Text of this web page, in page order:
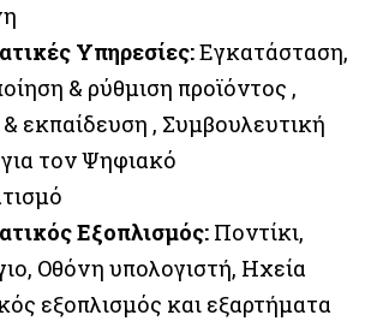
Υπηρεσίες:Εγκατάσταση,
& ρύθμιση προϊόντος ,
εκπαίδευση , Συμβουλευτική
τον Ψηφιακό
Εξοπλισμός: Ποντίκι,
Οθόνη υπολογιστή, Ηχεία
εξοπλισμός και εξαρτήματα